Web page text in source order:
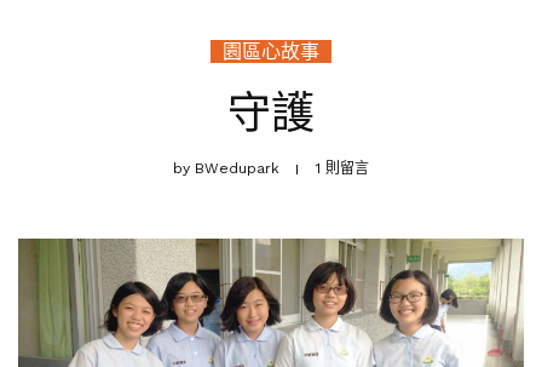
園區心故事
守護
by BWedupark 1 則留言